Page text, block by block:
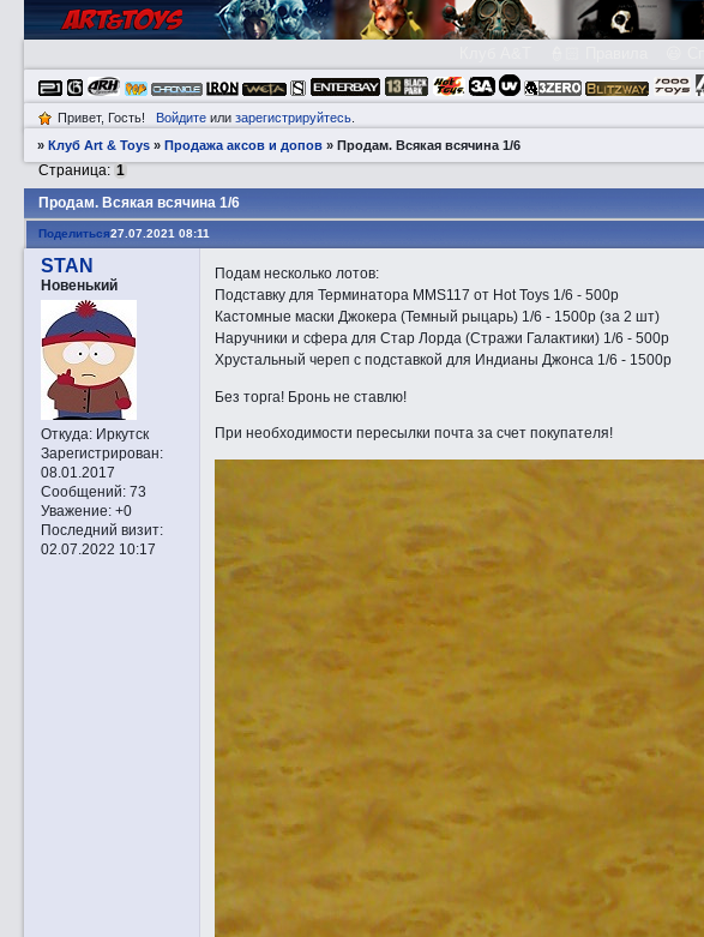
Привет, Гость! Войдитеили зарегистрируйтесь.
»Клуб Art & Toys »Продажа аксов и допов »Прoдам. Всякая всячина 1/6
Прoдам. Всякая всячина 1/6
Страница: 1
Поделиться27.07.2021 08:11
STAN
Новенький
Откуда:Иркутск
Зарегистрирован:
08.01.2017
Сообщений:73
Уважение: +0
Последний визит:
02.07.2022 10:17
Подам несколько лотов:
Подставку для Терминатора MMS117 от Hot Toys 1/6 - 500р
Кастомные маски Джокера (Темный рыцарь) 1/6 - 1500р (за 2 шт)
Наручники и сфера для Стар Лорда (Стражи Галактики) 1/6 - 500р
Хрустальный череп с подставкой для Индианы Джонса 1/6 - 1500р
Без торга! Бронь не ставлю!
При необходимости пересылки почта за счет покупателя!